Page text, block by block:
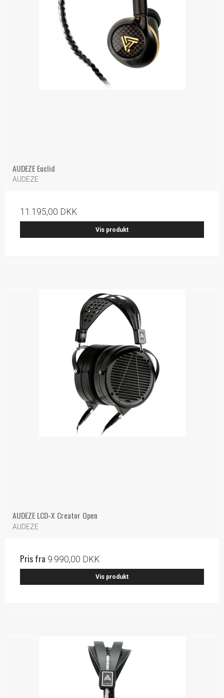
AUDEZE Euclid
AUDEZE
11.195,00 DKK
Vis produkt
AUDEZE LCD-X Creator Open
AUDEZE
Pris fra 9.990,00 DKK
Vis produkt